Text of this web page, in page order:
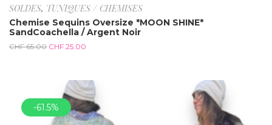
SOLDES, TUNIQUES / CHEMISES
Chemise Sequins Oversize *MOON SHINE*
SandCoachella / Argent Noir
CHF65.00 CHF 25.00
-61.5%